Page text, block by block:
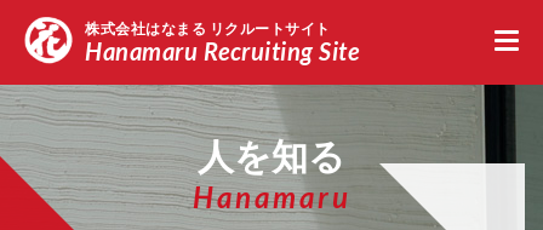
株式会社はなまる リクルートサイト
Hanamaru Recruiting Site
新卒採用エントリー 中途採用エントリー 留学
人を知る
Hanamaru